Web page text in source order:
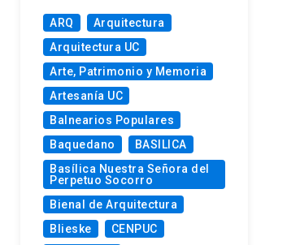
ARQ
Arquitectura
Arquitectura UC
Arte, Patrimonio y Memoria
Artesanía UC
Balnearios Populares
Baquedano
BASILICA
Basílica Nuestra Señora del
Perpetuo Socorro
Bienal de Arquitectura
Blieske
CENPUC